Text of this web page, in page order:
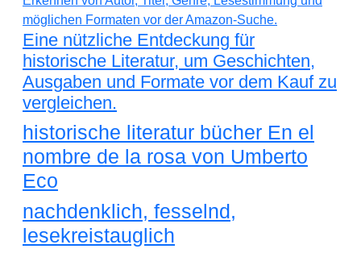
Eine nützliche Entdeckung für
historische Literatur, um Geschichten,
Ausgaben und Formate vor dem Kauf zu
vergleichen.
historische literatur bücher En el
nombre de la rosa von Umberto
Eco
nachdenklich, fesselnd,
lesekreistauglich